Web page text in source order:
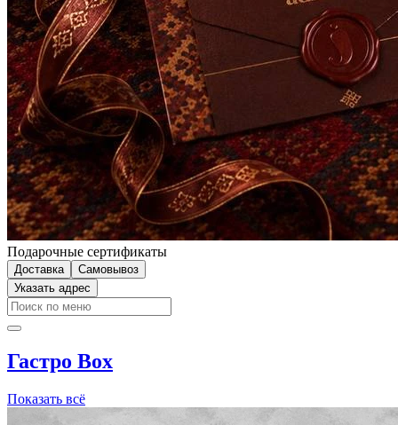
Подарочные сертификаты
Доставка
Самовывоз
Указать адрес
Гастро Box
Показать всё